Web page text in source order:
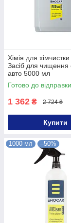
Хімія для
Засіб для чищення
авто 5000 мл
Готово до відправки
1 362 ₴ 2 724 ₴
Купити
1000 мл –50%